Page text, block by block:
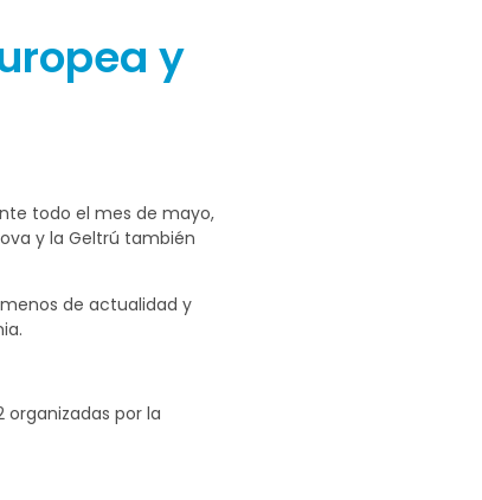
y
todo el mes de mayo,
y la Geltrú también
de actualidad y
organizadas por la